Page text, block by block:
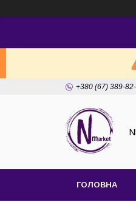
+380 (67) 389-
ГОЛОВНА